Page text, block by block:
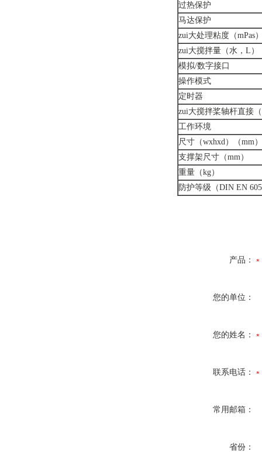
过热保护
马达保护
zui大处理粘度（mPas
zui大搅拌量（水，L）
模拟/数字接口
操作模式
定时器
zui大搅拌桨轴杆直接
工作环境
尺寸（wxhxd）（mm）
支撑架尺寸（mm）
重量（kg）
防护等级（DIN EN
产品：
您的单位：
您的姓名：
联系电话：
常用邮箱：
省份：